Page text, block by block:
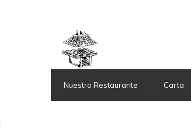
Nuestro Restaurante Carta